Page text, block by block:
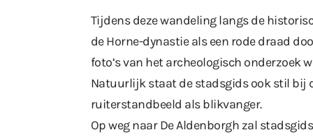
Tijdens deze wandeling langs de
de Horne-dynastie als een rode draad
foto’s van het archeologisch onderzoek
Natuurlijk staat de stadsgids ook stil bij
ruiterstandbeeld als blikvanger.
Op weg naar De Aldenborgh zal